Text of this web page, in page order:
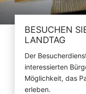
BESUCHEN
LANDTAG
Der
interessierten
Möglichkeit, das
erleben.